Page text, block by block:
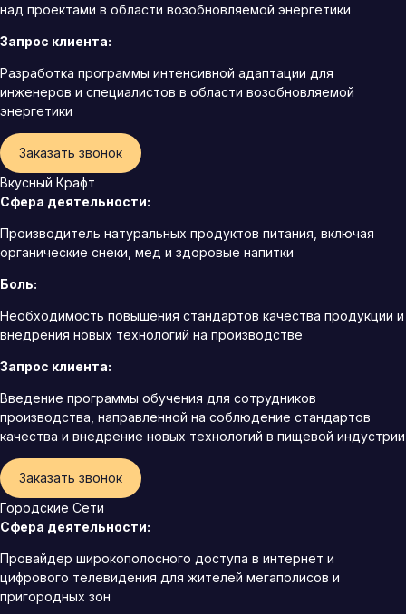
над проектами в области возобновляемой энергетики
Запрос клиента:
Разработка программы интенсивной адаптации для
инженеров и специалистов в области возобновляемой
энергетики
Заказать звонок
Вкусный Крафт
Сфера деятельности:
Производитель натуральных продуктов питания, включая
органические снеки, мед и здоровые напитки
Боль:
Необходимость повышения стандартов качества продукции и
внедрения новых технологий на производстве
Запрос клиента:
Введение программы обучения для сотрудников
производства, направленной на соблюдение стандартов
качества и внедрение новых технологий в пищевой индустрии
Заказать звонок
Городские Сети
Сфера деятельности:
Провайдер широкополосного доступа в интернет и
цифрового телевидения для жителей мегаполисов и
пригородных зон